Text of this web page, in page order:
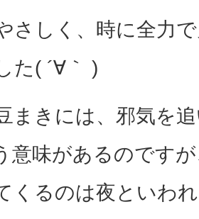
さしく、時に全力
た( ´∀｀ )
まきには、邪気を
意味があるのです
くるのは夜といわ